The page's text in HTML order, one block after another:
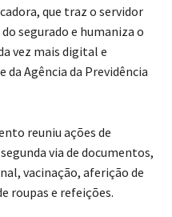
que traz o servidor
segurado e humaniza o
vez mais digital e
Agência da Previdência
reuniu ações de
via de documentos,
vacinação, aferição de
roupas e refeições.